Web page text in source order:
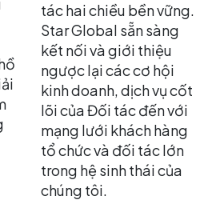
tác hai chiều bền vững.
Star Global sẵn sàng
kết nối và giới thiệu
ngược lại các cơ hội
kinh doanh, dịch vụ cốt
lõi của Đối tác đến với
mạng lưới khách hàng
tổ chức và đối tác lớn
trong hệ sinh thái của
chúng tôi.